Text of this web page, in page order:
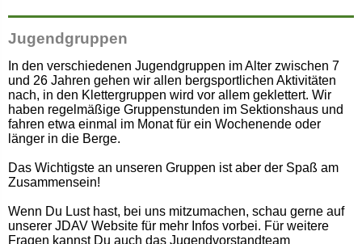
Jugendgruppen
In den verschiedenen Jugendgruppen im Alter zwischen 7
und 26 Jahren gehen wir allen bergsportlichen Aktivitäten
nach, in den Klettergruppen wird vor allem geklettert. Wir
haben regelmäßige Gruppenstunden im Sektionshaus und
fahren etwa einmal im Monat für ein Wochenende oder
länger in die Berge.
Das Wichtigste an unseren Gruppen ist aber der Spaß am
Zusammensein!
Wenn Du Lust hast, bei uns mitzumachen, schau gerne auf
unserer JDAV Website für mehr Infos vorbei. Für weitere
Fragen kannst Du auch das Jugendvorstandteam